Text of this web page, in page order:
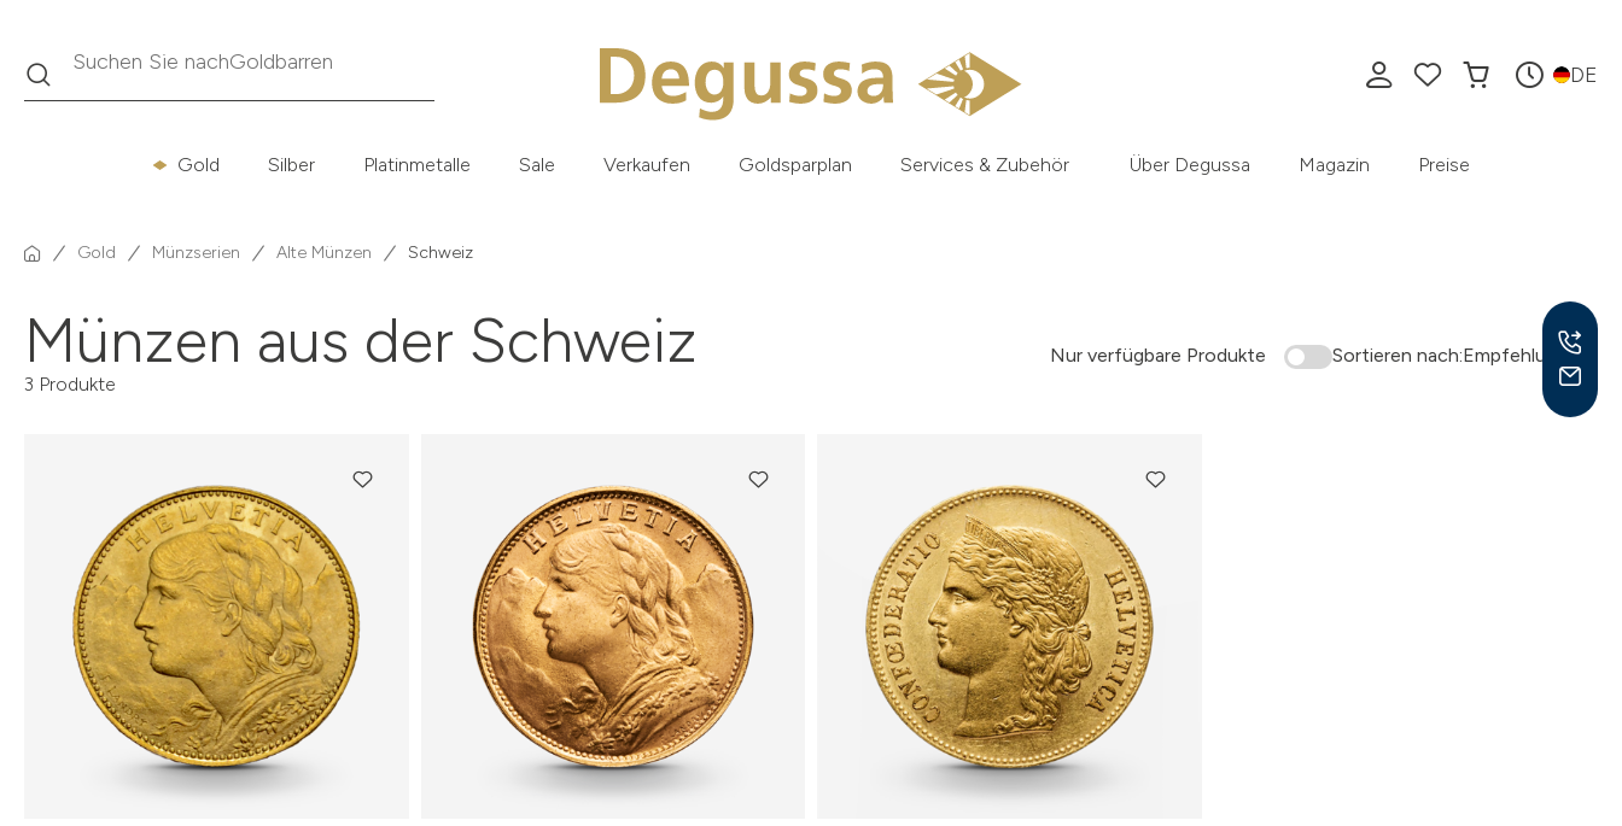
Suche Suchen Sie nach
DE
Gold Silber Platinmetalle Sale Verkaufen Goldsparplan Services & Zubehör Über Degussa Magazin Preise
Gold Münzserien Alte Münzen Schweiz
Münzen aus der Schweiz
3 Produkte
Nur verfügbare Produkte Sortieren nach:Empfehlung